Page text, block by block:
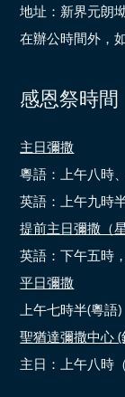
地址：新界元朗
在辦公時間外，
感恩祭時間
主日彌撒
粵語：上午八時
英語：上午九時
提前主日彌撒（
英語：下午五時
平日彌撒
上午七時半(粵語)
聖猶達彌撒中心 (
主日：上午八時